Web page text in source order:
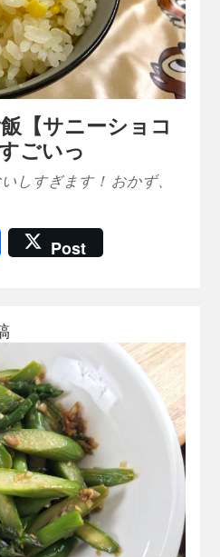
【サニーショコ
ごいっ
しすぎます！ おかず、
Post